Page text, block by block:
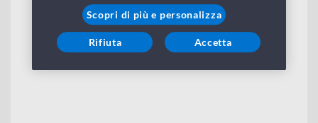
Scopri di più e personalizza
Rifiuta Accetta